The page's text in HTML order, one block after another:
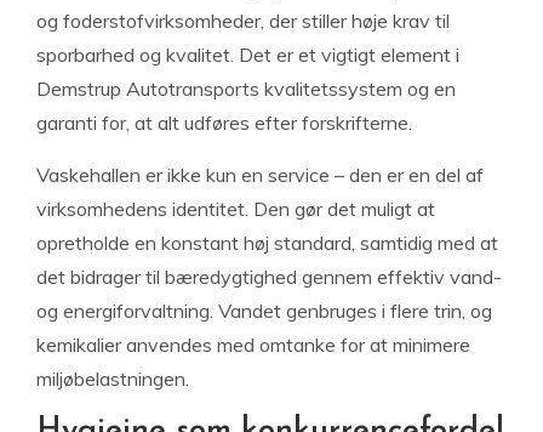
og foderstofvirksomheder, der stiller høje krav til
sporbarhed og kvalitet. Det er et vigtigt element i
Demstrup Autotransports kvalitetssystem og en
garanti for, at alt udføres efter forskrifterne.
Vaskehallen er ikke kun en service – den er en del af
virksomhedens identitet. Den gør det muligt at
opretholde en konstant høj standard, samtidig med at
det bidrager til bæredygtighed gennem effektiv vand-
og energiforvaltning. Vandet genbruges i flere trin, og
kemikalier anvendes med omtanke for at minimere
miljøbelastningen.